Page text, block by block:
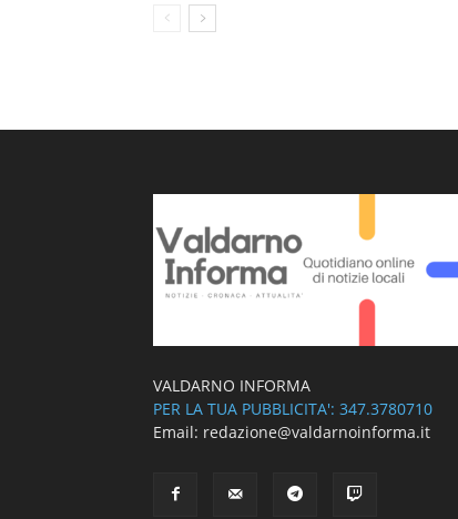
VALDARNO INFORMA
PER LA TUA PUBBLICITA': 347.3780710
Email: redazione@valdarnoinforma.it